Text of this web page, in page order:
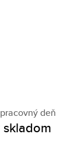
deň